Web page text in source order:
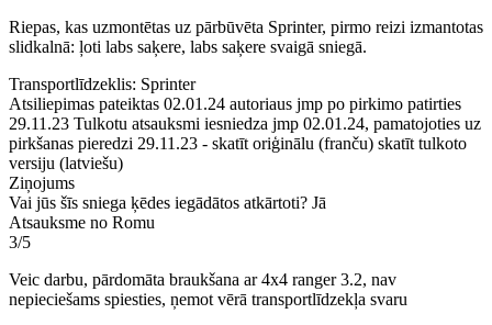
Riepas, kas uzmontētas uz pārbūvēta Sprinter, pirmo reizi izmantotas
slidkalnā: ļoti labs saķere, labs saķere svaigā sniegā.
Transportlīdzeklis: Sprinter
Atsiliepimas pateiktas 02.01.24 autoriaus jmp po pirkimo patirties
29.11.23 Tulkotu atsauksmi iesniedza jmp 02.01.24, pamatojoties uz
pirkšanas pieredzi 29.11.23 - skatīt oriģinālu (franču) skatīt tulkoto
versiju (latviešu)
Ziņojums
Vai jūs šīs sniega ķēdes iegādātos atkārtoti? Jā
Atsauksme no Romu
3/5
Veic darbu, pārdomāta braukšana ar 4x4 ranger 3.2, nav
nepieciešams spiesties, ņemot vērā transportlīdzekļa svaru